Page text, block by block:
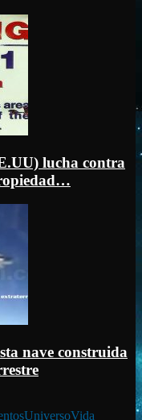
lucha contra
nave construida
UniversoVida